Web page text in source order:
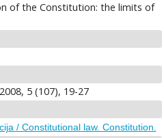
of the Constitution: the limits of
5 (107), 19-27
/ Constitutional law. Constitution.